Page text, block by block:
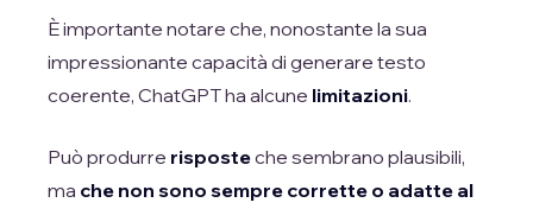
È importante notare che, nonostante la sua
impressionante capacità di generare testo
coerente, ChatGPT ha alcune limitazioni.
Può produrre risposteche sembrano plausibili,
ma che non sono sempre corrette o adatte al